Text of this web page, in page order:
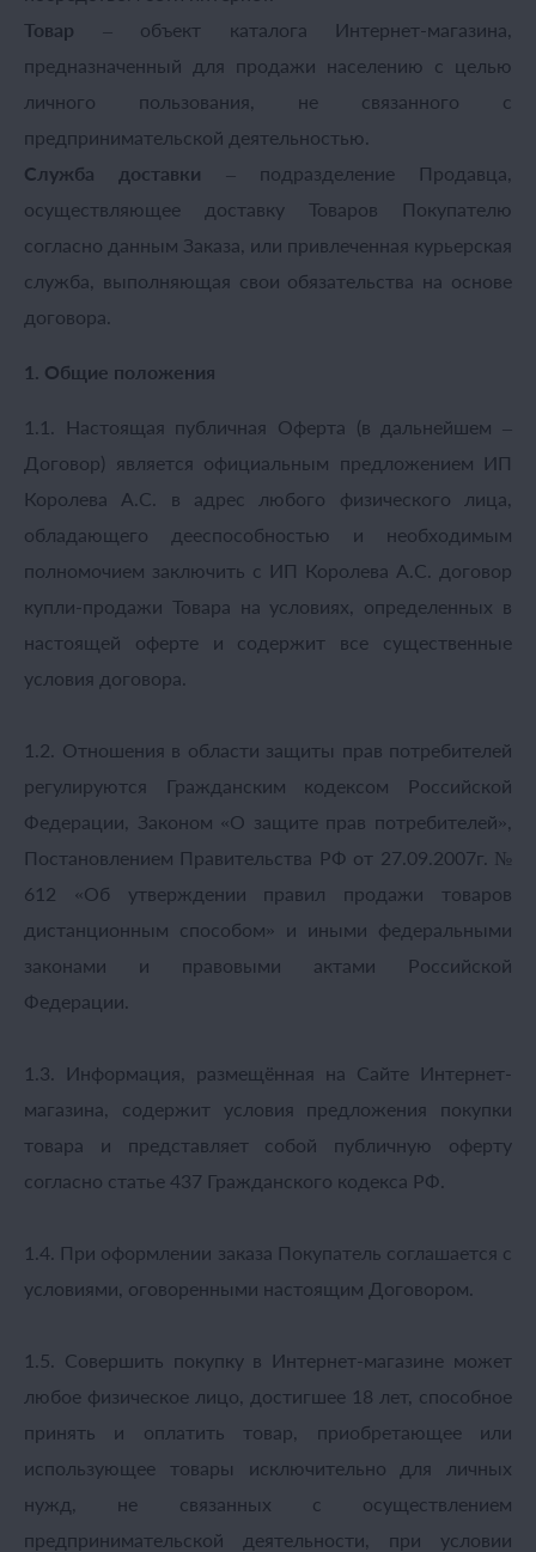
Товар – объект каталога Интернет-магазина,
предназначенный для продажи населению с целью
личного пользования, не связанного с
предпринимательской деятельностью.
Служба доставки – подразделение Продавца,
осуществляющее доставку Товаров Покупателю
согласно данным Заказа, или привлеченная курьерская
служба, выполняющая свои обязательства на основе
договора.
1. Общие положения
1.1. Настоящая публичная Оферта (в дальнейшем –
Договор) является официальным предложением ИП
Королева А.С. в адрес любого физического лица,
обладающего дееспособностью и необходимым
полномочием заключить с ИП Королева А.С. договор
купли-продажи Товара на условиях, определенных в
настоящей оферте и содержит все существенные
условия договора.
1.2. Отношения в области защиты прав потребителей
регулируются Гражданским кодексом Российской
Федерации, Законом «О защите прав потребителей»,
Постановлением Правительства РФ от 27.09.2007г. №
612 «Об утверждении правил продажи товаров
дистанционным способом» и иными федеральными
законами и правовыми актами Российской
Федерации.
1.3. Информация, размещённая на Сайте Интернет-
магазина, содержит условия предложения покупки
товара и представляет собой публичную оферту
согласно статье 437 Гражданского кодекса РФ.
1.4. При оформлении заказа Покупатель соглашается с
условиями, оговоренными настоящим Договором.
1.5. Совершить покупку в Интернет-магазине может
любое физическое лицо, достигшее 18 лет, способное
принять и оплатить товар, приобретающее или
использующее товары исключительно для личных
нужд, не связанных с осуществлением
предпринимательской деятельности, при условии